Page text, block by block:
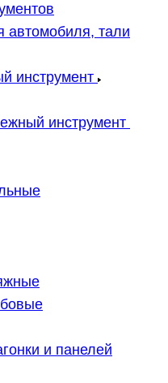
автомобиля, тали
инструмент
инструмент
и панелей